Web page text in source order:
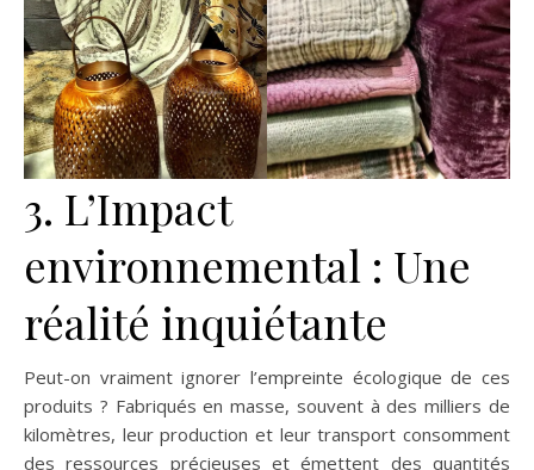
3. L’Impact
environnemental : Une
réalité inquiétante
Peut-on vraiment ignorer l’empreinte écologique de ces
produits ? Fabriqués en masse, souvent à des milliers de
kilomètres, leur production et leur transport consomment
des ressources précieuses et émettent des quantités